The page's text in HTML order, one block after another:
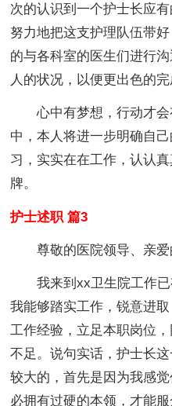
次的认识到一个护士长应
努力地把这支护理队伍带
的与各科室的医生们进行
人的状况，以便更出色的完
心中有梦想，行动才
中，本人将进一步明确自
习，实实在在工作，认认
牌。
护士述职 篇3
尊敬的医院领导、亲爱
我来到xx卫生院工作
我能够踏实工作，锐意进
工作经验，立足本职岗位
不足。说句实话，护士长
较大的，首先是因为我感
必拥有过硬的本领，才能